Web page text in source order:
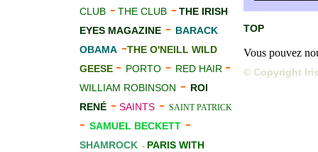
CLUB -THE CLUB -THE IRISH
EYES MAGAZINE - BARACK
OBAMA -THE O'NEILL WILD
GEESE - PORTO - RED HAIR -
WILLIAM ROBINSON - ROI
RENÉ - SAINTS - SAINT PATRICK
- SAMUEL BECKETT -
SHAMROCK - PARIS WITH
TOP
Vous pouvez
© Copyright